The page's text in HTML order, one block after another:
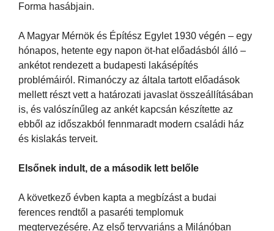
Forma hasábjain.
A Magyar Mérnök és Építész Egylet 1930 végén – egy
hónapos, hetente egy napon öt-hat előadásból álló –
ankétot rendezett a budapesti lakásépítés
problémáiról. Rimanóczy az általa tartott előadások
mellett részt vett a határozati javaslat összeállításában
is, és valószínűleg az ankét kapcsán készítette az
ebből az időszakból fennmaradt modern családi ház
és kislakás terveit.
Elsőnek indult, de a második lett belőle
A következő évben kapta a megbízást a budai
ferences rendtől a pasaréti templomuk
megtervezésére. Az első tervvariáns a Milánóban